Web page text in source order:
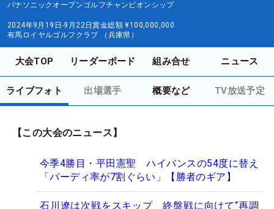
パナソニックオープンゴルフチャンピオンシップ
2024年9月19日-9月22日賞金総額 ¥100,000,000
有馬ロイヤルゴルフクラブ （兵庫県）
大会TOP リーダーボード 組み合せ ニュース
ライブフォト 出場選手 概要など TV放送予定
【この大会のニュース】
今季4勝目・平田憲聖 ハイバンスの54度に替え
「バーディ率が7割ぐらい」【勝者のギア】
石川遼は次戦をスキップ 終盤戦に向けて“再調